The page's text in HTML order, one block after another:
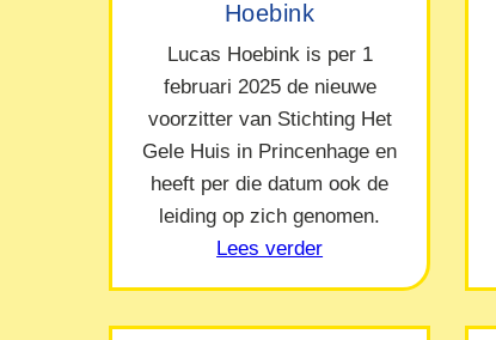
Hoebink
Lucas Hoebink is per 1
februari 2025 de nieuwe
voorzitter van Stichting Het
Gele Huis in Princenhage en
heeft per die datum ook de
leiding op zich genomen.
Lees verder